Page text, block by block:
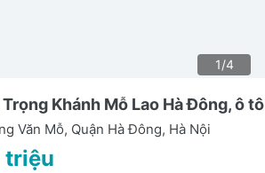
1/4
Trọng Khánh Mỗ Lao Hà Đông, ô
Văn Mỗ, Quận Hà Đông, Hà Nội
triệu